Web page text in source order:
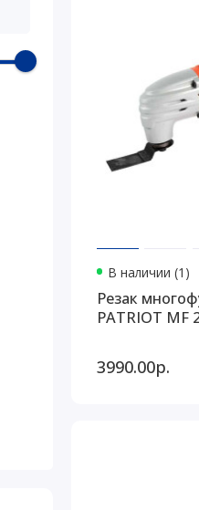
В наличии (1)
Резак
PATRIOT MF
3990.00р.